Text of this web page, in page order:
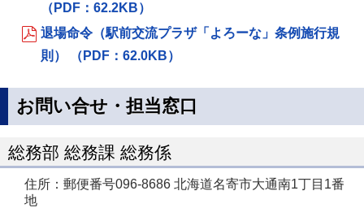
（PDF：62.2KB）
退場命令（駅前交流プラザ「よろーな」条例施行規
則） （PDF：62.0KB）
お問い合せ・担当窓口
総務部 総務課 総務係
住所：郵便番号096-8686 北海道名寄市大通南1丁目1番
地